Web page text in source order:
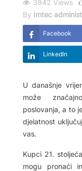
3942 Views
By Imtec
Facebook
LinkedIn
U današnje
može
poslovanja, a to
djelatnost
vas.
Kupci 21.
mogu pronaći